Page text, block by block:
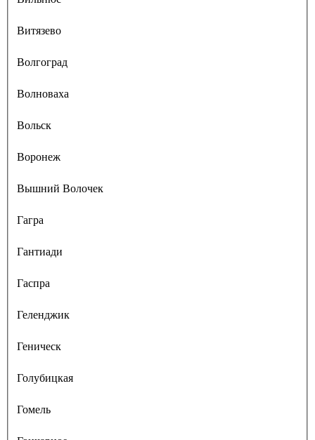
Витязево
Волгоград
Волноваха
Вольск
Воронеж
Вышний Волочек
Гагра
Гантиади
Гаспра
Геленджик
Геническ
Голубицкая
Гомель